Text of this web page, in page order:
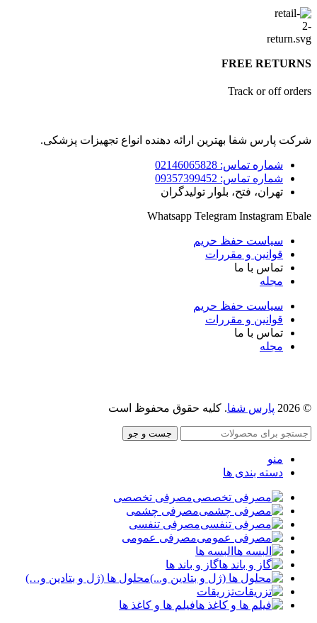
FREE
Track or off
پارس شفا بهترین ارائه دهنده انواع تجهیزات پزشکی.
شماره تماس: 02146065828
شماره تماس: 09357399452
تهران، فتح، بلوار تولیدگران
Whatsapp Telegram Instagram
سیاست حفظ حریم
قوانین و مقررات
تماس با ما
مجله
سیاست حفظ حریم
قوانین و مقررات
تماس با ما
مجله
پارس شفا . کلیه حقوق محفوظ است
جست و جو
منو
دسته بندی ها
مصرفی تخصصی
مصرفی چشمی
مصرفی تنفسی
مصرفی عمومی
البسه ها
گاز و باند ها
محلول ها (ژل و بتادین و…)
تزریقات
فیلم ها و کاغذ ها